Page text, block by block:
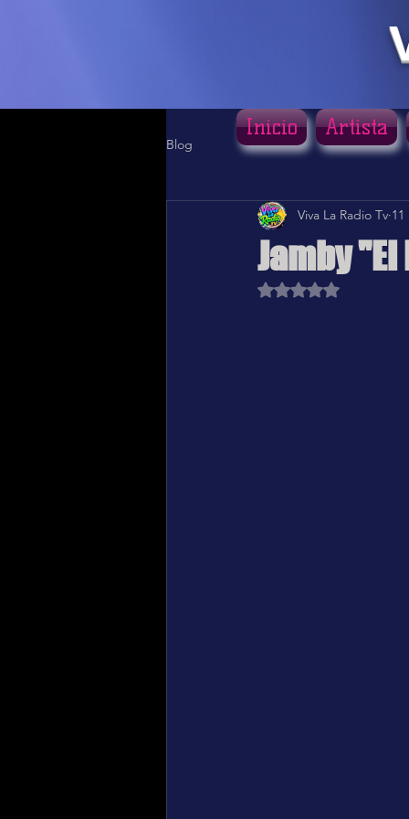
Blog
Jamby "El
Viva La Radio Tv 11
Obtuvo NaN de 5
Inicio Artista